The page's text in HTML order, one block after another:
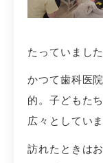
たっていました
かつて歯科医
的。子どもた
広々としていま
訪れたときは